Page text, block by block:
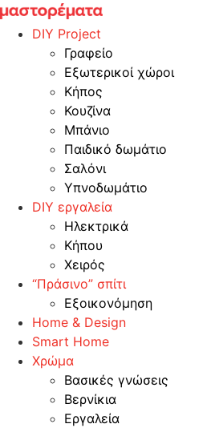
Skip
DIY Project
Γραφείο
Εξωτερικοί χώροι
Κήπος
Κουζίνα
Μπάνιο
Παιδικό δωμάτιο
Σαλόνι
Υπνοδωμάτιο
DIY εργαλεία
Ηλεκτρικά
Κήπου
Χειρός
“Πράσινο” σπίτι
Εξοικονόμηση
Home & Design
Smart Home
Χρώμα
Βασικές γνώσεις
Βερνίκια
Εργαλεία